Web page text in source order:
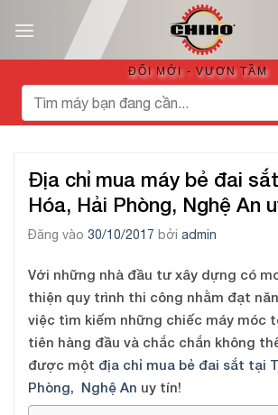
qua
ĐỔI MỚI - VƯƠN TẦM
Tìm
kiếm:
Địa chỉ mua máy bẻ đai
Hóa, Hải Phòng, Nghệ An
Đăng vào 30/10/2017 bởi admin
Với những nhà đầu tư xây dựng có
thiện quy trình thi công nhằm đạt
việc tìm kiếm những chiếc máy móc
tiên hàng đầu và chắc chắn không
được một địa chỉ mua bẻ đai sắt tại
Phòng, Nghệ An uy tín!